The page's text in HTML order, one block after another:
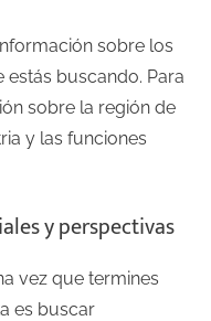
sobre los
buscando. Para
sobre la región de
y las funciones
y perspectivas
vez que termines
es buscar